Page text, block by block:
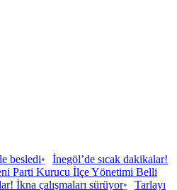
besledi•
İnegöl’de sıcak dakikalar!
Parti Kurucu İlçe Yönetimi Belli
İkna çalışmaları sürüyor•
Tarlayı